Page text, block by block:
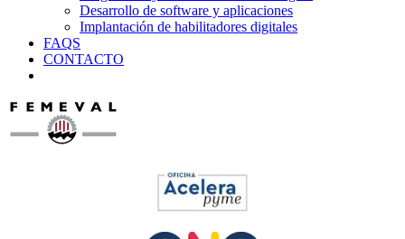
Desarrollo de software y aplicaciones
Implantación de habilitadores digitales
FAQS
CONTACTO